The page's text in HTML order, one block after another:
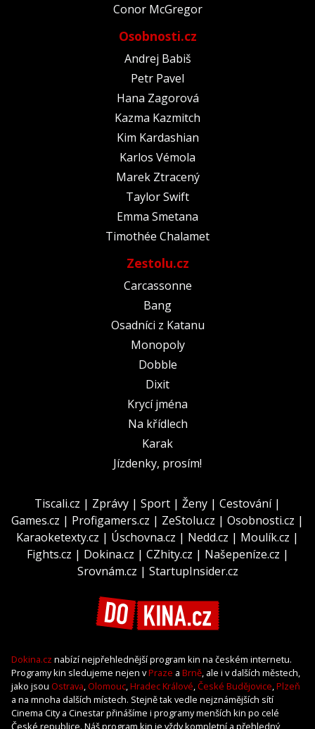
Conor McGregor
Osobnosti.cz
Andrej Babiš
Petr Pavel
Hana Zagorová
Kazma Kazmitch
Kim Kardashian
Karlos Vémola
Marek Ztracený
Taylor Swift
Emma Smetana
Timothée Chalamet
Zestolu.cz
Carcassonne
Bang
Osadníci z Katanu
Monopoly
Dobble
Dixit
Krycí jména
Na křídlech
Karak
Jízdenky, prosím!
Tiscali.cz | Zprávy | Sport | Ženy | Cestování|
Games.cz | Profigamers.cz | ZeStolu.cz | Osobnosti.cz |
Karaoketexty.cz | Úschovna.cz | Nedd.cz | Moulík.cz |
Fights.cz | Dokina.cz | CZhity.cz | Našepeníze.cz |
Srovnám.cz | StartupInsider.cz
Dokina.cz nabízí nejpřehlednější program kin na českém internetu.
Programy kin sledujeme nejen vPraze a Brně, ale i v dalších městech,
jako jsou Ostrava, Olomouc,Hradec Králové,České Budějovice,Plzeň
a na mnoha dalších místech. Stejně tak vedle nejznámějších sítí
Cinema City a Cinestar přinášíme i programy menších kin po celé
České republice. Náš program kin je vždy kompletní a přehledný,